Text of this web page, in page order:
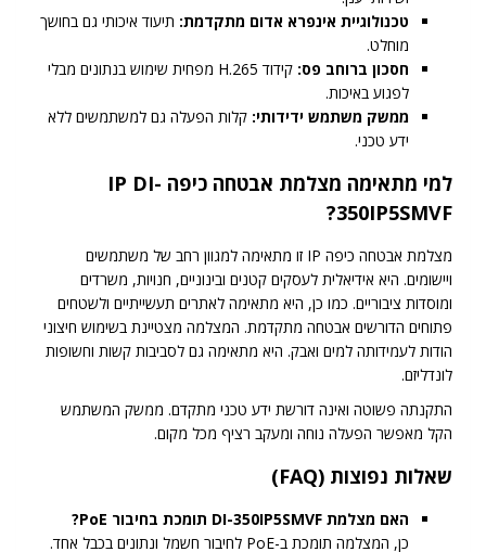
טכנולוגיית אינפרא אדום מתקדמת: תיעוד איכותי גם בחושך
מוחלט.
חסכון ברוחב פס:
קידוד H.265 מפחית שימוש בנתונים מבלי
לפגוע באיכות.
ממשק משתמש ידידותי: קלות הפעלה גם למשתמשים ללא
ידע טכני.
למי מתאימה מצלמת אבטחה כיפה IP DI-
350IP5SMVF?
מצלמת אבטחה כיפה IP זו מתאימה למגוון רחב של משתמשים
ויישומים. היא אידיאלית לעסקים קטנים ובינוניים, חנויות, משרדים
ומוסדות ציבוריים. כמו כן, היא מתאימה לאתרים תעשייתיים ולשטחים
פתוחים הדורשים אבטחה מתקדמת. המצלמה מצטיינת בשימוש חיצוני
הודות לעמידותה למים ואבק. היא מתאימה גם לסביבות קשות וחשופות
לונדליזם.
התקנתה פשוטה ואינה דורשת ידע טכני מתקדם. ממשק המשתמש
הקל מאפשר הפעלה נוחה ומעקב רציף מכל מקום.
שאלות נפוצות (FAQ)
האם מצלמת DI-350IP5SMVF תומכת בחיבור PoE?
כן, המצלמה תומכת ב-PoE לחיבור חשמל ונתונים בכבל אחד.